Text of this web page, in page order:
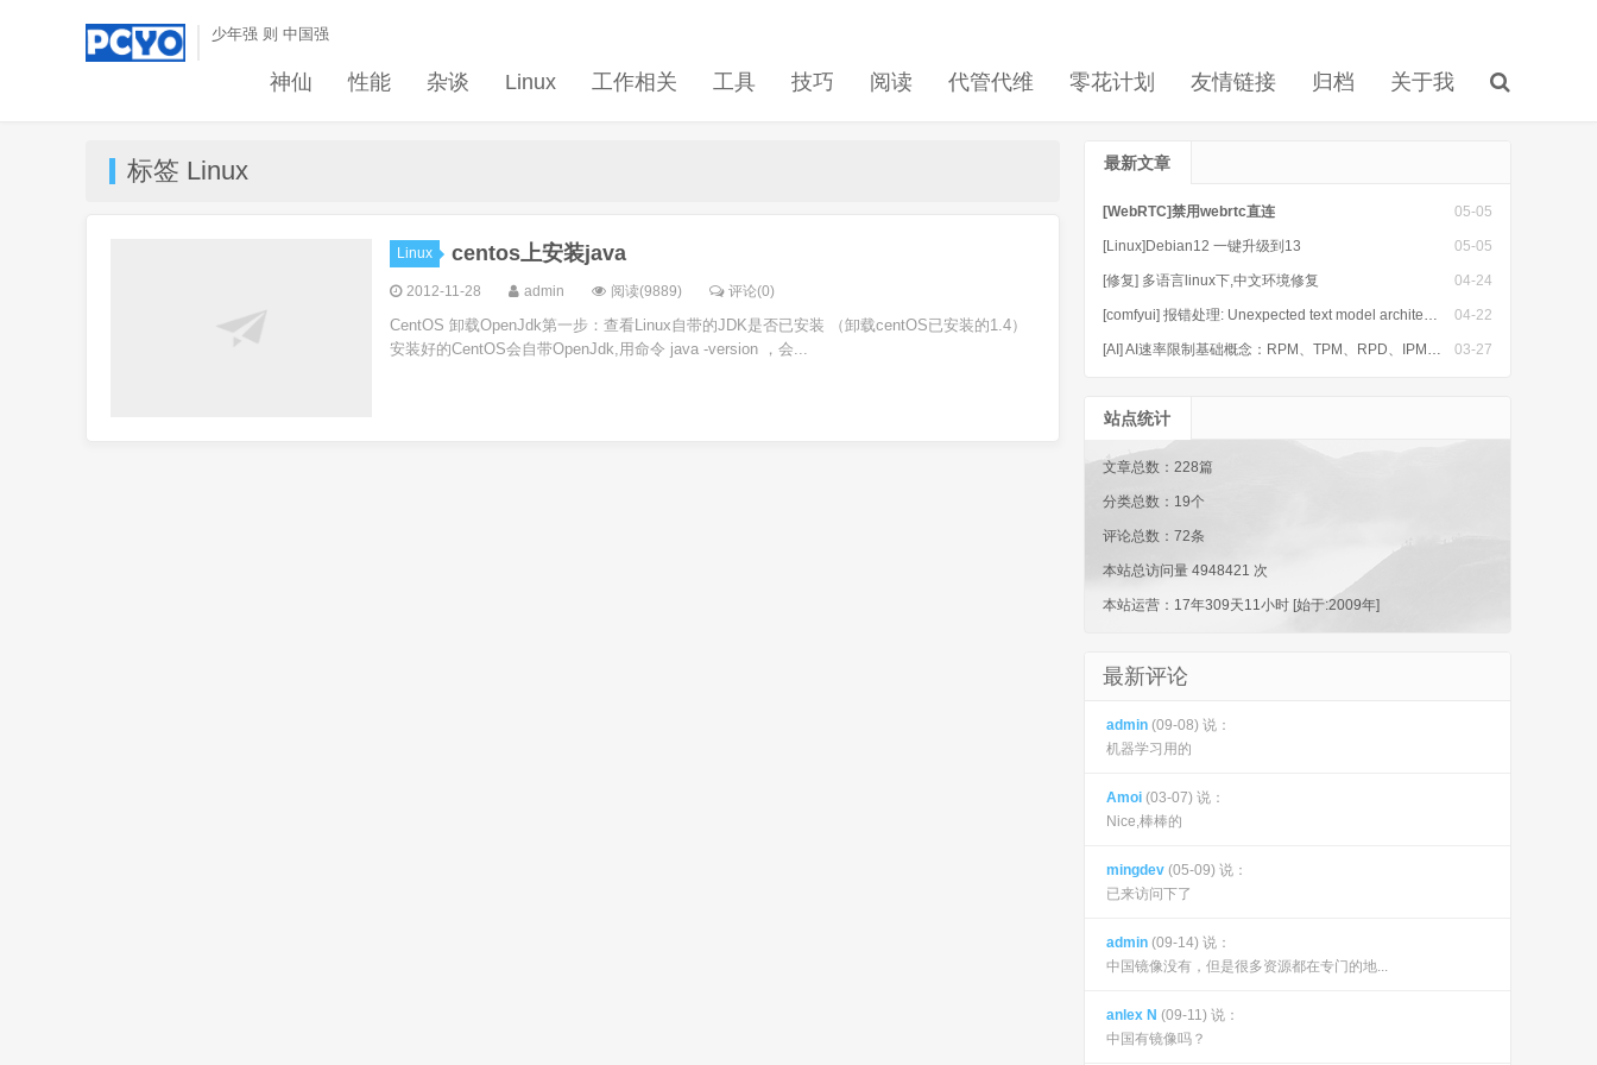
少年强 则 中国强
神仙 性能 杂谈 Linux 工作相关 工具 技巧 阅读 代管代维 零花计划 友情链接 归档 关于我
标签 Linux
Linux centos上安装java
2012-11-28 admin 阅读(9889) 评论(0)
CentOS 卸载OpenJdk第一步：查看Linux自带的JDK是否已安装 （卸载centOS已安装的1.4）
安装好的CentOS会自带OpenJdk,用命令 java -version ，会...
最新文章
05-05
[WebRTC]禁用webrtc直连
05-05
[Linux]Debian12 一键升级到13
04-24
[修复] 多语言linux下,中文环境修复
04-22
[comfyui] 报错处理: Unexpected text model architecture type in GGUF file: 'mistral3'
03-27
[AI] AI速率限制基础概念：RPM、TPM、RPD、IPM是什么
站点统计
文章总数：228篇
分类总数：19个
评论总数：72条
本站总访问量 4948421 次
本站运营： 17年309天11小时 [始于:2009年]
最新评论
admin (09-08) 说：
机器学习用的
Amoi (03-07) 说：
Nice,棒棒的
mingdev (05-09) 说：
已来访问下了
admin (09-14) 说：
中国镜像没有，但是很多资源都在专门的地...
anlex N (09-11) 说：
中国有镜像吗？